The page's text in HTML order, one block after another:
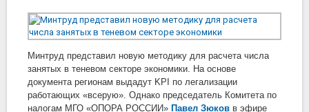
Минтруд представил новую методику для расчета числа
занятых в теневом секторе экономики. На основе
документа регионам выдадут KPI по легализации
работающих «всерую». Однако председатель Комитета по
налогам МГО «ОПОРА РОССИИ» Павел Зюков в эфире